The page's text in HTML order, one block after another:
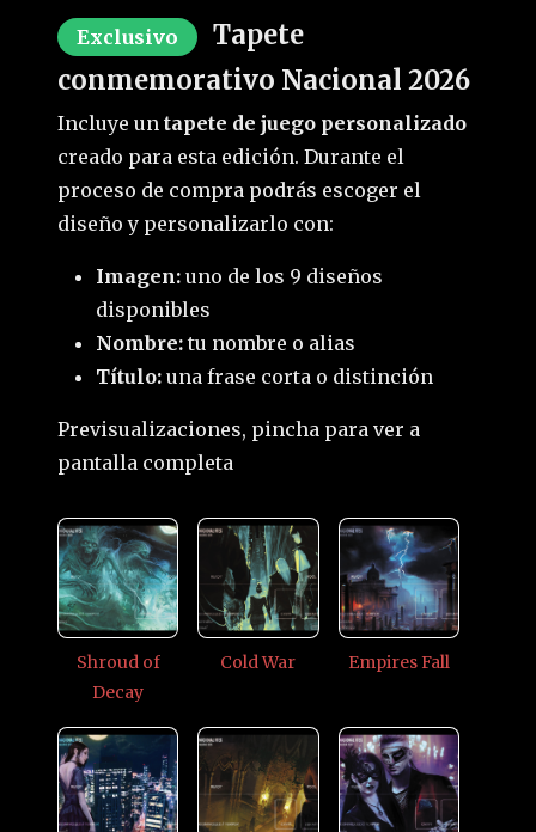
Exclusivo
Tapete
conmemorativo Nacional 2026
Incluye un tapete de juego personalizado
creado para esta edición. Durante el
proceso de compra podrás escoger el
diseño y personalizarlo con:
Imagen: uno de los 9 diseños
disponibles
Nombre: tu nombre o alias
Título: una frase corta o distinción
Previsualizaciones, pincha para ver a
pantalla completa
Shroud of
Decay
Cold War Empires Fall